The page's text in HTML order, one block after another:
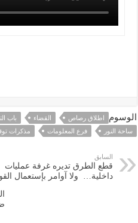
الوسوم اطلاق رصاص القضاء باب
ساحة النور
فرع المعلومات مذكرات
السابق
قطع الطرق تديره غرفة عمليات
داخلية… ولا آوامر بإستعمال